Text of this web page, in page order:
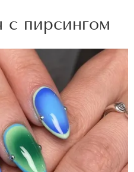
пирсингом